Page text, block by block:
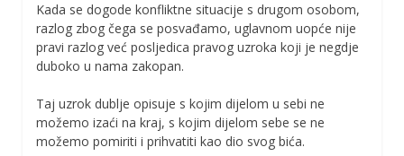
Kada se dogode konfliktne situacije s drugom osobom,
razlog zbog čega se posvađamo, uglavnom uopće nije
pravi razlog već posljedica pravog uzroka koji je negdje
duboko u nama zakopan.
Taj uzrok dublje opisuje s kojim dijelom u sebi ne
možemo izaći na kraj, s kojim dijelom sebe se ne
možemo pomiriti i prihvatiti kao dio svog bića.